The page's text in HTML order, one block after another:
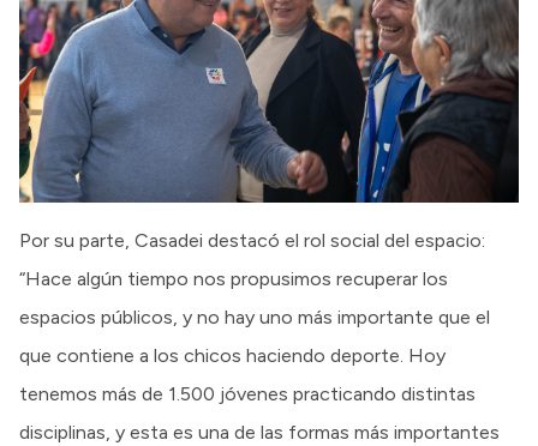
Por su parte, Casadei destacó el rol social del espacio:
“Hace algún tiempo nos propusimos recuperar los
espacios públicos, y no hay uno más importante que el
que contiene a los chicos haciendo deporte. Hoy
tenemos más de 1.500 jóvenes practicando distintas
disciplinas, y esta es una de las formas más importantes